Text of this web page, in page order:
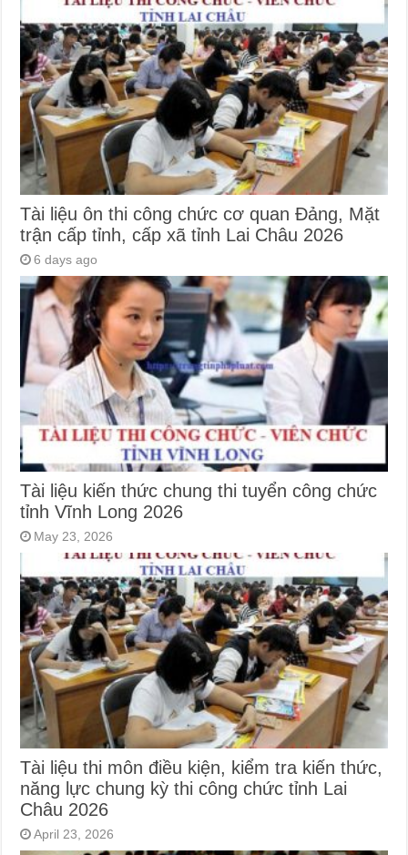
Tài liệu ôn thi công chức cơ quan Đảng, Mặt
trận cấp tỉnh, cấp xã tỉnh Lai Châu 2026
6 days ago
Tài liệu kiến thức chung thi tuyển công chức
tỉnh Vĩnh Long 2026
May 23, 2026
Tài liệu thi môn điều kiện, kiểm tra kiến thức,
năng lực chung kỳ thi công chức tỉnh Lai
Châu 2026
April 23, 2026